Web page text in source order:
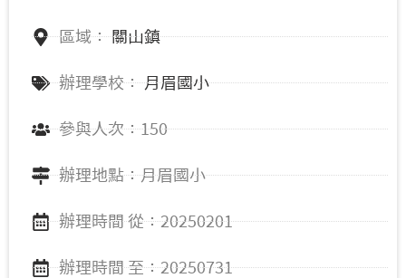
區域： 關山鎮
辦理學校： 月眉國小
參與人次：150
辦理地點：月眉國小
辦理時間 從：20250201
辦理時間 至：20250731